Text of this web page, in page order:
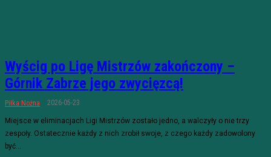
Wyścig po Ligę Mistrzów zakończony –
Górnik Zabrze jego zwycięzcą!
Piłka Nożna 2026-05-23
Miejsce w eliminacjach Ligi Mistrzów zostało jedno, a walczyły o nie trzy
zespoły. Ostatecznie każdy z nich zrobił swoje, z czego każdy zadowolony
być...